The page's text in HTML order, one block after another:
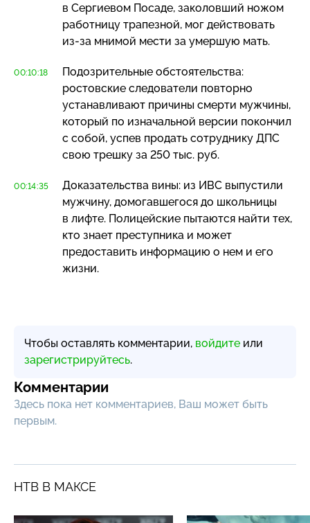
в Сергиевом Посаде, заколовший ножом
работницу трапезной, мог действовать
из-за мнимой мести за умершую мать.
00:10:18
Подозрительные обстоятельства:
ростовские следователи повторно
устанавливают причины смерти мужчины,
который по изначальной версии покончил
с собой, успев продать сотруднику ДПС
свою трешку за 250 тыс. руб.
00:14:35
Доказательства вины: из ИВС выпустили
мужчину, домогавшегося до школьницы
в лифте. Полицейские пытаются найти тех,
кто знает преступника и может
предоставить информацию о нем и его
жизни.
Чтобы оставлять комментарии, войдите или
зарегистрируйтесь.
Комментарии
Здесь пока нет комментариев, Ваш может быть
первым.
НТВ В МАКСЕ